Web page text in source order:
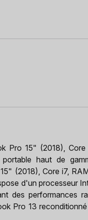
Pro 15" (2018),
portable haut de
(2018), Core i7,
d'un processeur
des performances
Pro 13